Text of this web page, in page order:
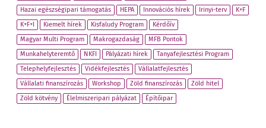
Hazai egészségipari támogatás
HEPA Innovációs hírek Irinyi-terv
K+F
K+F+I
Kiemelt hírek Kisfaludy Program
Kérdőív
Magyar Multi Program
Makrogazdaság
MFB Pontok
Munkahelyteremtő
NKFI Pályázati hírek
Tanyafejlesztési Program
Telephelyfejlesztés
Vidékfejlesztés
Vállalatfejlesztés
Vállalati finanszírozás
Workshop Zöld finanszírozás
Zöld hitel
Zöld kötvény
Élelmiszeripari pályázat Építőipar